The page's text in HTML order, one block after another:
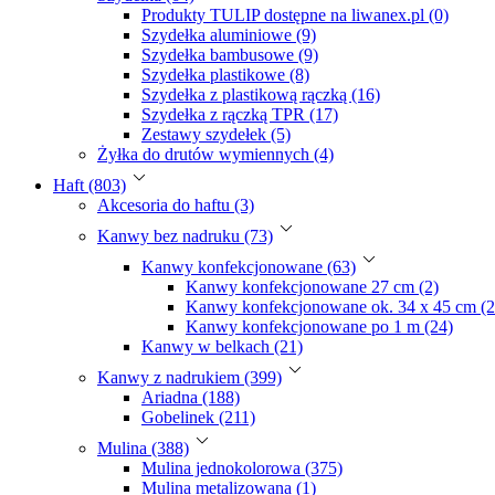
Produkty TULIP dostępne na liwanex.pl (0)
Szydełka aluminiowe (9)
Szydełka bambusowe (9)
Szydełka plastikowe (8)
Szydełka z plastikową rączką (16)
Szydełka z rączką TPR (17)
Zestawy szydełek (5)
Żyłka do drutów wymiennych (4)
Haft (803)
Akcesoria do haftu (3)
Kanwy bez nadruku (73)
Kanwy konfekcjonowane (63)
Kanwy konfekcjonowane 27 cm (2)
Kanwy konfekcjonowane ok. 34 x 45 cm
Kanwy konfekcjonowane po 1 m (24)
Kanwy w belkach (21)
Kanwy z nadrukiem (399)
Ariadna (188)
Gobelinek (211)
Mulina (388)
Mulina jednokolorowa (375)
Mulina metalizowana (1)